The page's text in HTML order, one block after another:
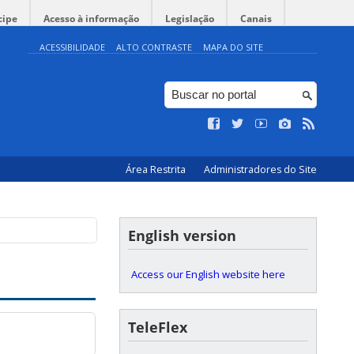
Acesso à informação Legislação Canais
ACESSIBILIDADE ALTO CONTRASTE MAPA DO SITE
Área Restrita Administradores do Site
English version
Access our English website here
TeleFlex